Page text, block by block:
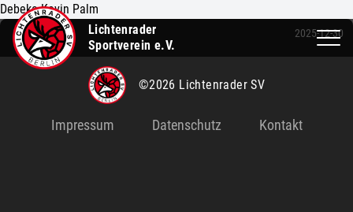
Lichtenrader
Sportverein e.V.
Debeka Kevin Palm
2025-12-30
©2026 Lichtenrader SV
Impressum Datenschutz Kontakt